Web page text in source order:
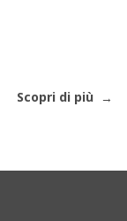
Scopri di più